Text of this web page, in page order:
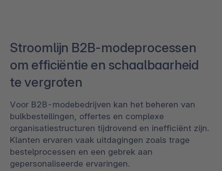
Stroomlijn B2B-modeprocessen
om efficiëntie en schaalbaarheid
te vergroten
Voor B2B-modebedrijven kan het beheren van
bulkbestellingen, offertes en complexe
organisatiestructuren tijdrovend en inefficiënt zijn.
Klanten ervaren vaak uitdagingen zoals trage
bestelprocessen en een gebrek aan
gepersonaliseerde ervaringen.